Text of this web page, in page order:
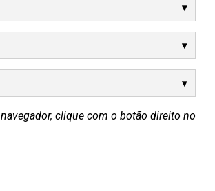
clique com o botão direito no